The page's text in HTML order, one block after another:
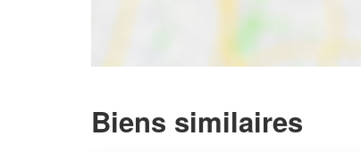
Biens similaires